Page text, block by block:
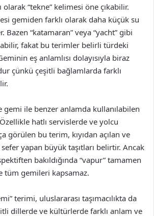
olarak “tekne” kelimesi öne çıkabilir.
gemiden farklı olarak daha küçük su
Bazen “katamaran” veya “yacht” gibi
fakat bu terimler belirli türdeki
eş anlamlısı dolayısıyla biraz
çünkü çeşitli bağlamlarda farklı
gemi ile benzer anlamda kullanılabilen
hatlı servislerde ve yolcu
görülen bu terim, kıyıdan açılan ve
yapan büyük taşıtları belirtir. Ancak
bakıldığında “vapur” tamamen
tüm gemileri kapsamaz.
terimi, uluslararası taşımacılıkta da
dillerde ve kültürlerde farklı anlam ve